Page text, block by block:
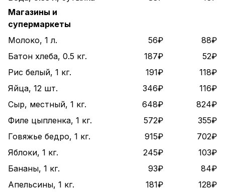
Магазины и
супермаркеты
Молоко, 1 л.
56₽
88₽
Батон хлеба, 0.5 кг.
187₽
52₽
Рис белый, 1 кг.
191₽
118₽
Яйца, 12 шт.
346₽
116₽
Сыр, местный, 1 кг.
648₽
824₽
Филе цыпленка, 1 кг.
572₽
355₽
Говяжье бедро, 1 кг.
915₽
702₽
Яблоки, 1 кг.
245₽
103₽
Бананы, 1 кг.
93₽
84₽
Апельсины, 1 кг.
181₽
128₽